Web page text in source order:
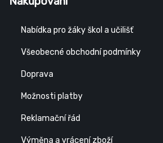
Nabídka pro žáky škol a učilišť
Všeobecné obchodní podmínky
Doprava
Možnosti platby
Reklamační řád
Výměna a vrácení zboží